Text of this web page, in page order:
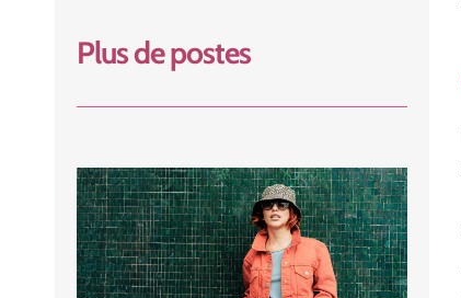
Plus de postes